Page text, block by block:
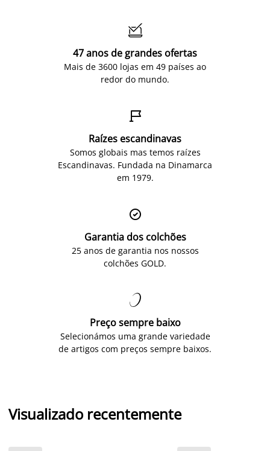

47 anos de grandes ofertas
Mais de 3600 lojas em 49 países ao
redor do mundo.

Raízes escandinavas
Somos globais mas temos raízes
Escandinavas. Fundada na Dinamarca
em 1979.

Garantia dos colchões
25 anos de garantia nos nossos
colchões GOLD.

Preço sempre baixo
Selecionámos uma grande variedade
de artigos com preços sempre baixos.
Visualizado recentemente